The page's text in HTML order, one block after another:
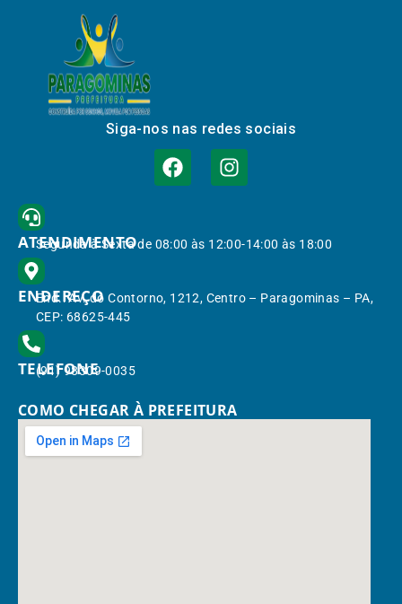
Siga-nos nas redes sociais
ATENDIMENTO
Segunda à Sexta de 08:00 às 12:00-14:00 às 18:00
ENDEREÇO
End.: Av. do Contorno, 1212, Centro – Paragominas – PA,
CEP: 68625-445
TELEFONE
(91) 98309-0035
COMO CHEGAR À PREFEITURA